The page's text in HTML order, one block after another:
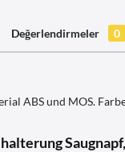
Değerlendirmeler 0
ABS und MOS.